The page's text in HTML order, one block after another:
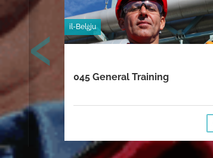
il-Belġju
045 General Training
‹